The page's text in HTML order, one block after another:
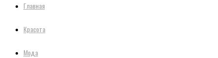
Главная
Красота
Мода